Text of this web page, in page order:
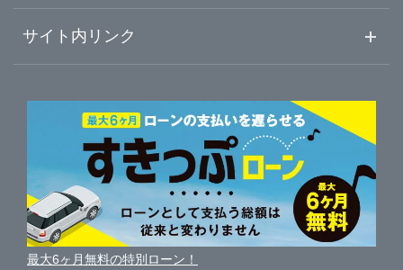
三重
山口
愛媛
高知
熊本
鹿児島
沖縄
初めての中古車購入ガイド
中古車人気ランキング
自動車ローンを調べる
ガリバーの自動車ローン
車買い替えの基礎知識
ガリバーの査定が選ばれる理由
車を売る時よくある質問
便利な査定サービス
中古車買取相場（毎月更新）
車の個人売買ガイド
車初心者まとめ
新車・中古車カタログ
車の燃費を調べる
車種別クチコミ
車比較サイト
サイト内リンク
サイトマップ
サイトの使用条件
利用規約
最大6ヶ月無料の特別ローン！